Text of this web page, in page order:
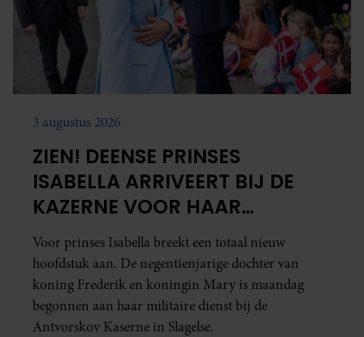
3 augustus 2026
ZIEN! DEENSE PRINSES
ISABELLA ARRIVEERT BIJ DE
KAZERNE VOOR HAAR
MILITAIRE DIENST
Voor prinses Isabella breekt een totaal nieuw
hoofdstuk aan. De negentienjarige dochter van
koning Frederik en koningin Mary is maandag
begonnen aan haar militaire dienst bij de
Antvorskov Kaserne in Slagelse.